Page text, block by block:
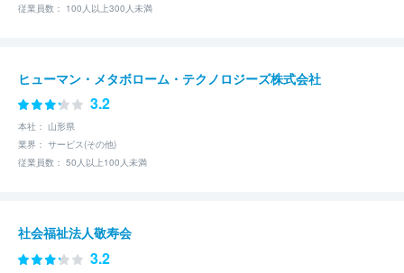
従業員数： 100人以上300人未満
ヒューマン・メタボローム・テクノロジーズ株式会社
3.2
本社： 山形県
業界： サービス(その他)
従業員数： 50人以上100人未満
社会福祉法人敬寿会
3.2